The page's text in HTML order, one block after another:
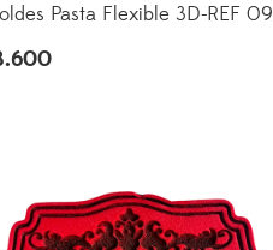
Pasta Flexible 3D-REF 09